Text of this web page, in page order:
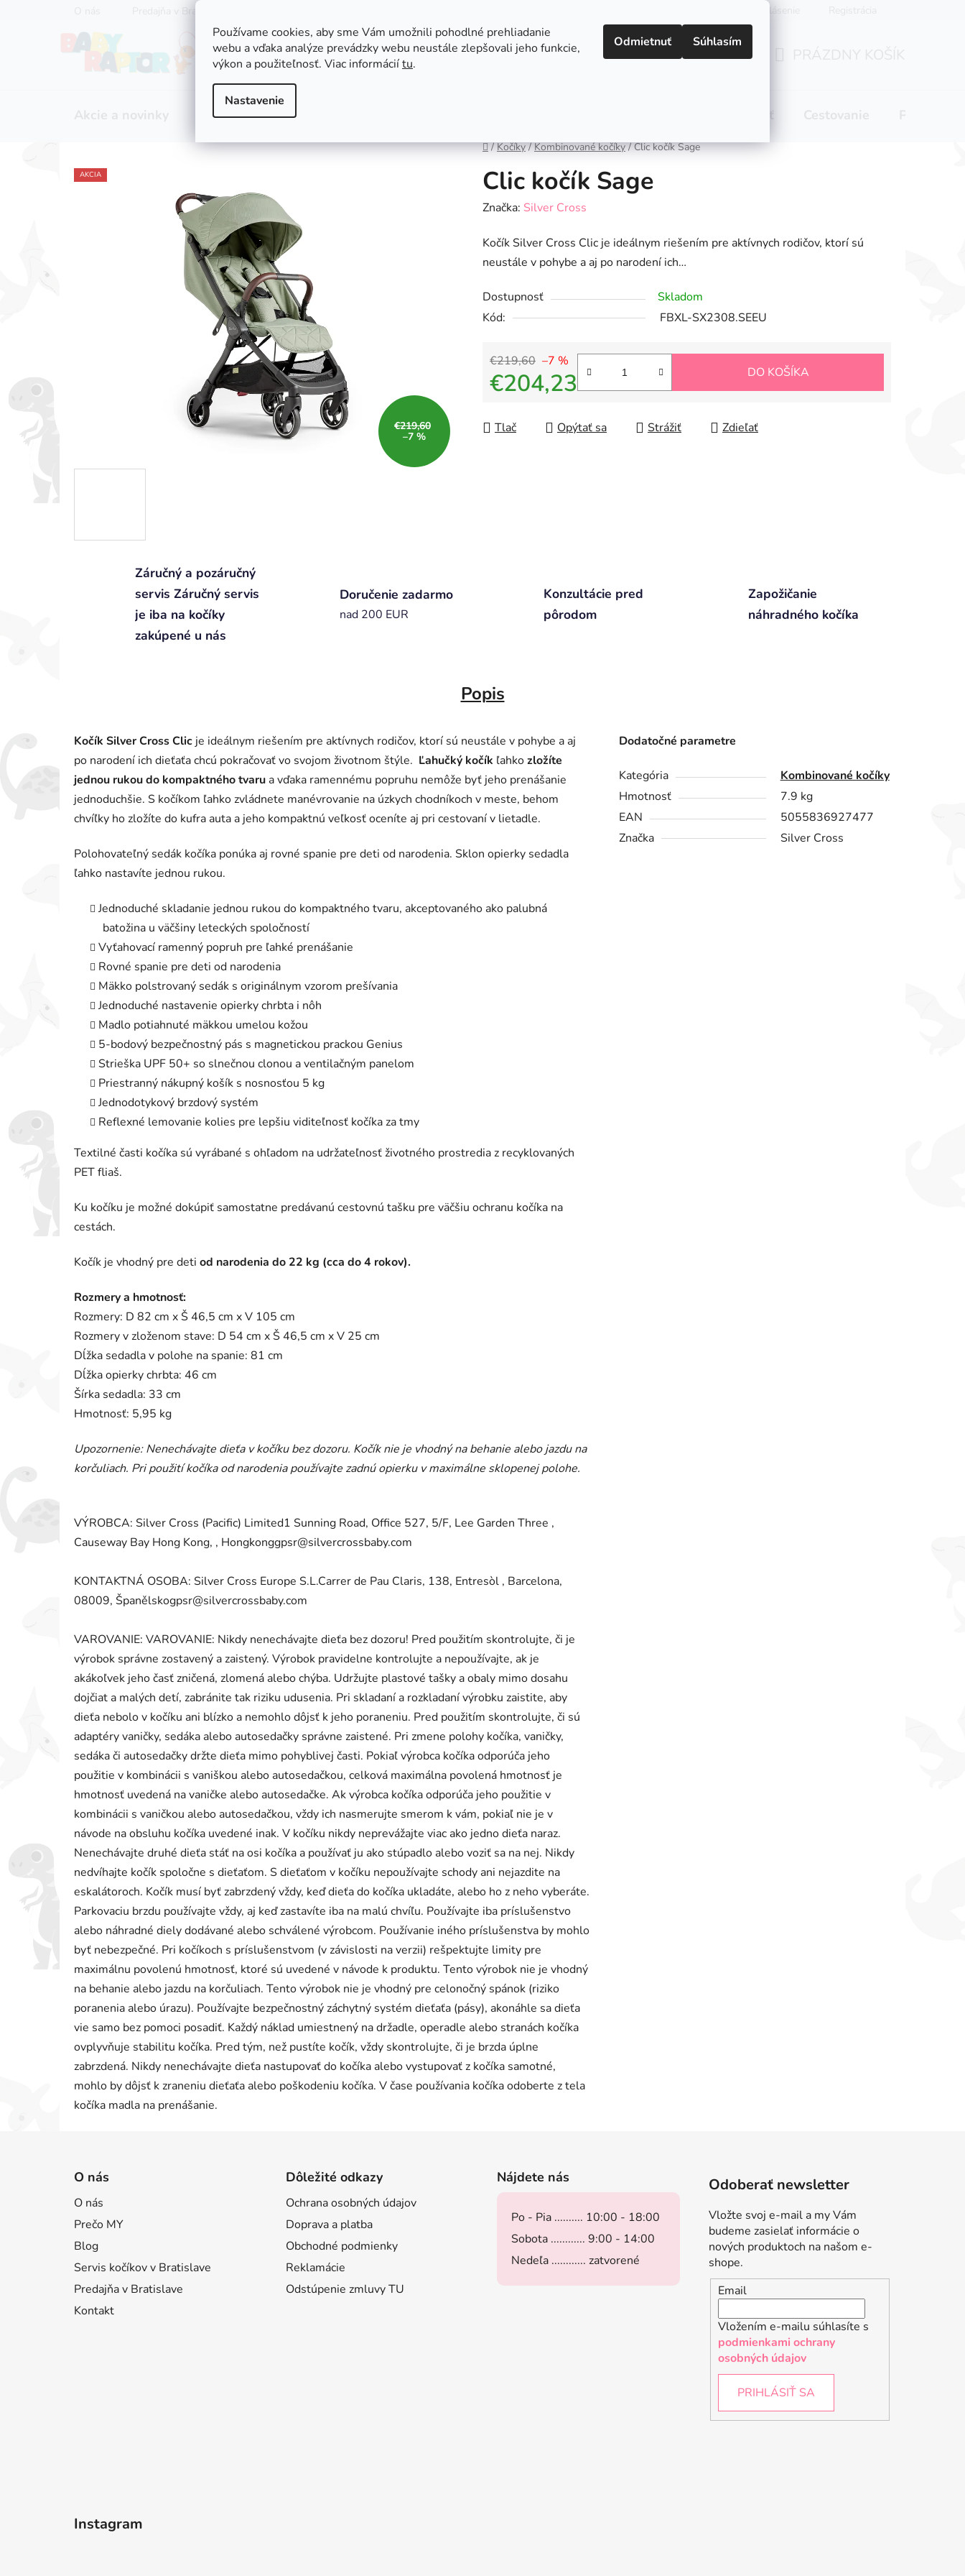
Používame cookies, aby sme Vám umožnili pohodlné prehliadanie
webu a vďaka analýze prevádzky webu neustále zlepšovali jeho funkcie,
výkon a použiteľnosť. Viac informáciítu.
Nastavenie
Odmietnuť Súhlasím
Predajňa v Bratislave Prihlásenie
Zľavy Kočíky
Domov
/ Kočíky / Kombinované kočíky / Clic kočík Sage
Clic kočík Sage
Značka: Silver Cross
Kočík Silver Cross Clic je ideálnym riešením pre aktívnych rodičov, ktorí sú
neustále v pohybe a aj po narodení ich…
Dostupnosť
Skladom
Kód:
FBXL-SX2308.SEEU
€219,60 –7 %
€204,23 DO KOŠÍKA
Tlač Opýtať sa Strážiť Zdieľať
AKCIA
€219,60
–7 %
Záručný a pozáručný
servis Záručný servis
je iba na kočíky
zakúpené u nás
Doručenie zadarmo
nad 200 EUR
Konzultácie pred
pôrodom
Zapožičanie
náhradného kočíka
Popis
Kočík Silver Cross Clic je ideálnym riešením pre aktívnych rodičov, ktorí sú neustále v pohybe a aj
po narodení ich dieťaťa chcú pokračovať vo svojom životnom štýle. Ľahučký kočík ľahkozložíte
jednou rukou do kompaktného tvaru a vďaka ramennému popruhu nemôže byť jeho prenášanie
jednoduchšie. S kočíkom ľahko zvládnete manévrovanie na úzkych chodníkoch v meste, behom
chvíľky ho zložíte do kufra auta a jeho kompaktnú veľkosť oceníte aj pri cestovaní v lietadle.
Polohovateľný sedák kočíka ponúka aj rovné spanie pre deti od narodenia. Sklon opierky sedadla
ľahko nastavíte jednou rukou.
Jednoduché skladanie jednou rukou do kompaktného tvaru, akceptovaného ako palubná
batožina u väčšiny leteckých spoločností
Vyťahovací ramenný popruh pre ľahké prenášanie
Rovné spanie pre deti od narodenia
Mäkko polstrovaný sedák s originálnym vzorom prešívania
Jednoduché nastavenie opierky chrbta i nôh
Madlo potiahnuté mäkkou umelou kožou
5-bodový bezpečnostný pás s magnetickou prackou Genius
Strieška UPF 50+ so slnečnou clonou a ventilačným panelom
Priestranný nákupný košík s nosnosťou 5 kg
Jednodotykový brzdový systém
Reflexné lemovanie kolies pre lepšiu viditeľnosť kočíka za tmy
Textilné časti kočíka sú vyrábané s ohľadom na udržateľnosť životného prostredia z recyklovaných
PET fliaš.
Ku kočíku je možné dokúpiť samostatne predávanú cestovnú tašku pre väčšiu ochranu kočíka na
cestách.
Kočík je vhodný pre deti od narodenia do 22 kg (cca do 4 rokov).
Rozmery a hmotnosť:
Rozmery: D 82 cm x Š 46,5 cm x V 105 cm
Rozmery v zloženom stave: D 54 cm x Š 46,5 cm x V 25 cm
Dĺžka sedadla v polohe na spanie: 81 cm
Dĺžka opierky chrbta: 46 cm
Šírka sedadla: 33 cm
Hmotnosť: 5,95 kg
Upozornenie: Nenechávajte dieťa v kočíku bez dozoru. Kočík nie je vhodný na behanie alebo jazdu na
korčuliach. Pri použití kočíka od narodenia používajte zadnú opierku v maximálne sklopenej polohe.
VÝROBCA: Silver Cross (Pacific) Limited1 Sunning Road, Office 527, 5/F, Lee Garden Three ,
Causeway Bay Hong Kong, , Hongkonggpsr@silvercrossbaby.com
KONTAKTNÁ OSOBA: Silver Cross Europe S.L.Carrer de Pau Claris, 138, Entresòl , Barcelona,
08009, Španělskogpsr@silvercrossbaby.com
VAROVANIE: VAROVANIE: Nikdy nenechávajte dieťa bez dozoru! Pred použitím skontrolujte, či je
výrobok správne zostavený a zaistený. Výrobok pravidelne kontrolujte a nepoužívajte, ak je
akákoľvek jeho časť zničená, zlomená alebo chýba. Udržujte plastové tašky a obaly mimo dosahu
dojčiat a malých detí, zabránite tak riziku udusenia. Pri skladaní a rozkladaní výrobku zaistite, aby
dieťa nebolo v kočíku ani blízko a nemohlo dôjsť k jeho poraneniu. Pred použitím skontrolujte, či sú
adaptéry vaničky, sedáka alebo autosedačky správne zaistené. Pri zmene polohy kočíka, vaničky,
sedáka či autosedačky držte dieťa mimo pohyblivej časti. Pokiaľ výrobca kočíka odporúča jeho
použitie v kombinácii s vaniškou alebo autosedačkou, celková maximálna povolená hmotnosť je
hmotnosť uvedená na vaničke alebo autosedačke. Ak výrobca kočíka odporúča jeho použitie v
kombinácii s vaničkou alebo autosedačkou, vždy ich nasmerujte smerom k vám, pokiaľ nie je v
návode na obsluhu kočíka uvedené inak. V kočíku nikdy neprevážajte viac ako jedno dieťa naraz.
Nenechávajte druhé dieťa stáť na osi kočíka a používať ju ako stúpadlo alebo voziť sa na nej. Nikdy
nedvíhajte kočík spoločne s dieťaťom. S dieťaťom v kočíku nepoužívajte schody ani nejazdite na
eskalátoroch. Kočík musí byť zabrzdený vždy, keď dieťa do kočíka ukladáte, alebo ho z neho vyberáte.
Parkovaciu brzdu používajte vždy, aj keď zastavíte iba na malú chvíľu. Používajte iba príslušenstvo
alebo náhradné diely dodávané alebo schválené výrobcom. Používanie iného príslušenstva by mohlo
byť nebezpečné. Pri kočíkoch s príslušenstvom (v závislosti na verzii) rešpektujte limity pre
maximálnu povolenú hmotnosť, ktoré sú uvedené v návode k produktu. Tento výrobok nie je vhodný
na behanie alebo jazdu na korčuliach. Tento výrobok nie je vhodný pre celonočný spánok (riziko
poranenia alebo úrazu). Používajte bezpečnostný záchytný systém dieťaťa (pásy), akonáhle sa dieťa
vie samo bez pomoci posadiť. Každý náklad umiestnený na držadle, operadle alebo stranách kočíka
ovplyvňuje stabilitu kočíka. Pred tým, než pustíte kočík, vždy skontrolujte, či je brzda úplne
zabrzdená. Nikdy nenechávajte dieťa nastupovať do kočíka alebo vystupovať z kočíka samotné,
mohlo by dôjsť k zraneniu dieťaťa alebo poškodeniu kočíka. V čase používania kočíka odoberte z tela
kočíka madla na prenášanie.
Dodatočné parametre
Kategória
Kombinované kočíky
Hmotnosť
7.9 kg
EAN
5055836927477
Značka
Silver Cross
O nás
O nás
Prečo MY
Blog
Servis kočíkov v Bratislave
Predajňa v Bratislave
Kontakt
Dôležité odkazy
Ochrana osobných údajov
Doprava a platba
Obchodné podmienky
Reklamácie
Odstúpenie zmluvy TU
Nájdete nás
Po - Pia .......... 10:00 - 18:00
Sobota ............ 9:00 - 14:00
Nedeľa ............ zatvorené
Odoberať newsletter
Vložte svoj e-mail a my Vám
budeme zasielať informácie o
nových produktoch na našom e-
shope.
Email
Vložením e-mailu súhlasíte s
podmienkami ochrany
osobných údajov
PRIHLÁSIŤ SA
Instagram